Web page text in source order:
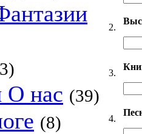
О нас (39)
(8)
2.
3.
4.